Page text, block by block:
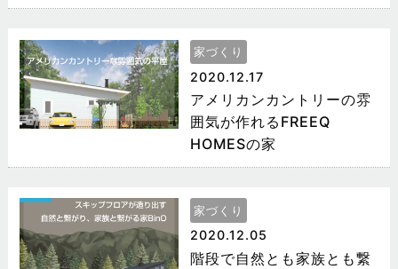
家づくり
2020.12.17
アメリカンカントリーの雰
囲気が作れるFREEQ
HOMESの家
家づくり
2020.12.05
階段で自然とも家族とも繋